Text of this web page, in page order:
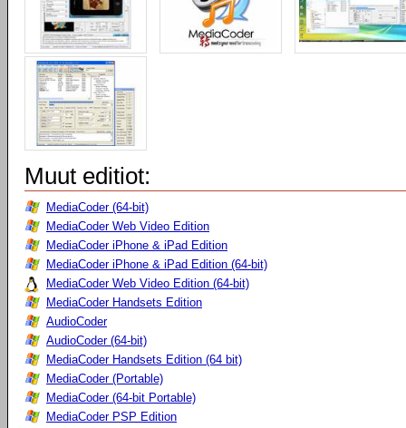
Muut editiot:
MediaCoder (64-bit)
MediaCoder Web Video Edition
MediaCoder iPhone & iPad Edition
MediaCoder iPhone & iPad Edition (64-bit)
MediaCoder Web Video Edition (64-bit)
MediaCoder Handsets Edition
AudioCoder
AudioCoder (64-bit)
MediaCoder Handsets Edition (64 bit)
MediaCoder (Portable)
MediaCoder (64-bit Portable)
MediaCoder PSP Edition